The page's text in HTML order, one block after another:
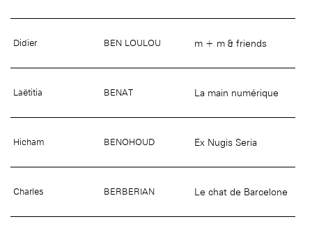
Didier BEN LOULOU m + m & friends
Laëtitia BENAT La main numérique
Hicham BENOHOUD Ex Nugis Seria
Charles BERBERIAN Le chat de Barcelone